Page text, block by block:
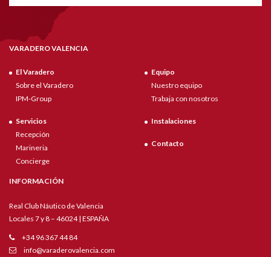
VARADERO VALENCIA
El Varadero
Sobre el Varadero
IPM-Group
Servicios
Recepción
Marineria
Concierge
Equipo
Nuestro equipo
Trabaja con nosotros
Instalaciones
Contacto
INFORMACIÓN
Real Club Náutico de Valencia
Locales 7 y 8 – 46024 | ESPAÑA
+34 96 367 44 84
info@varaderovalencia.com